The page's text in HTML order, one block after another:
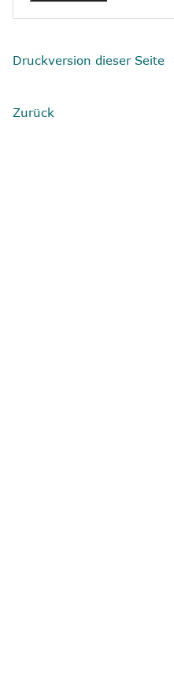
Druckversion dieser Seite
Zurück